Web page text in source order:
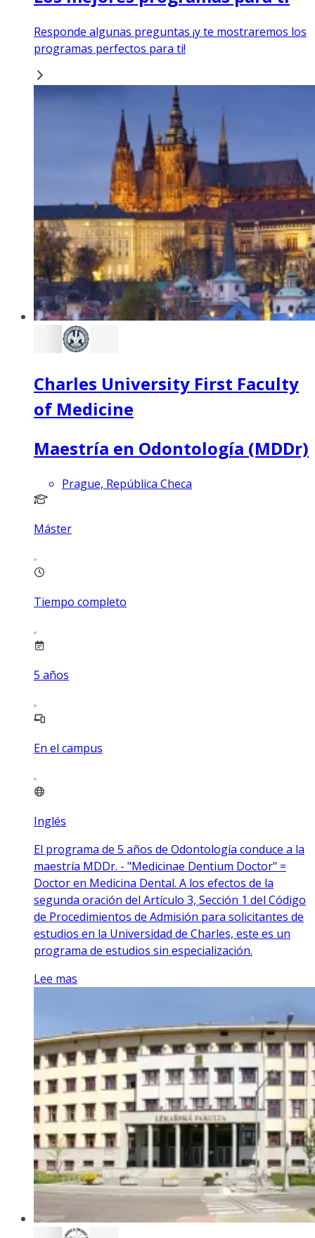
Responde algunas preguntas ¡y te mostraremos los
programas perfectos para ti!
Charles University First Faculty
of Medicine
Maestría en Odontología (MDDr)
Prague, República Checa
Máster
Tiempo completo
5 años
En el campus
Inglés
El programa de 5 años de Odontología conduce a la
maestría MDDr. - "Medicinae Dentium Doctor" =
Doctor en Medicina Dental. A los efectos de la
segunda oración del Artículo 3, Sección 1 del Código
de Procedimientos de Admisión para solicitantes de
estudios en la Universidad de Charles, este es un
programa de estudios sin especialización.
Lee mas